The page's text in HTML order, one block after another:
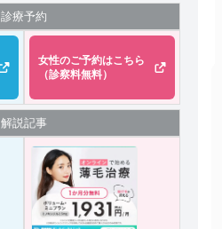
診療予約
女性のご予約はこちら
（診察料無料）
解説記事